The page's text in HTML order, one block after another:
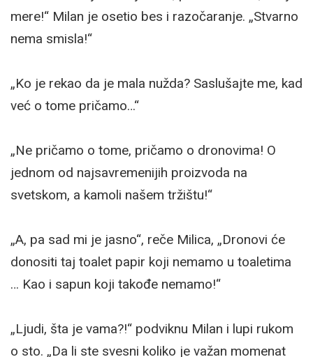
mere!“ Milan je osetio bes i razočaranje. „Stvarno
nema smisla!“
„Ko je rekao da je mala nužda? Saslušajte me, kad
već o tome pričamo…“
„Ne pričamo o tome, pričamo o dronovima! O
jednom od najsavremenijih proizvoda na
svetskom, a kamoli našem tržištu!“
„A, pa sad mi je jasno“, reče Milica, „Dronovi će
donositi taj toalet papir koji nemamo u toaletima
… Kao i sapun koji takođe nemamo!“
„Ljudi, šta je vama?!“ podviknu Milan i lupi rukom
o sto. „Da li ste svesni koliko je važan momenat